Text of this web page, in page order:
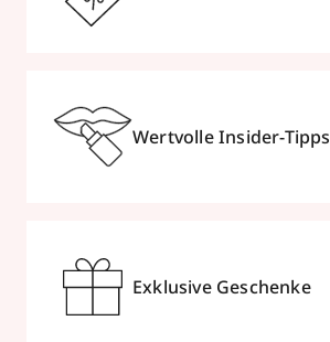
Wertvolle Insider-Tipps
Exklusive Geschenke